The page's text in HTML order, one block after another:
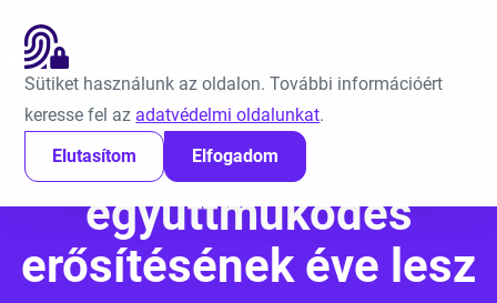
Sütiket használunk az oldalon. További információért
keresse fel az adatvédelmi oldalunkat.
Elutasítom
Elfogadom
Ugrás a tartalomra
Kamara Online – Szalai
Piroska: 2016 a
kerületekkel való
együttműködés
erősítésének éve lesz